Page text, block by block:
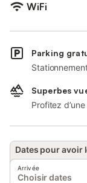
WiFi
Parking
Superbes
Profitez
Dates pour avoir
Arrivée
Choisir dates